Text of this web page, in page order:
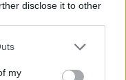
disclose it to other
one or more Google
You may click to
my